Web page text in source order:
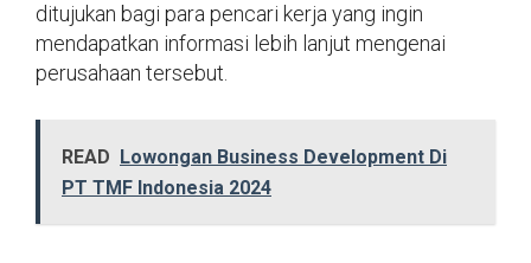
ditujukan bagi para pencari kerja yang ingin
mendapatkan informasi lebih lanjut mengenai
perusahaan tersebut.
READ
Lowongan Business Development Di
PT TMF Indonesia 2024